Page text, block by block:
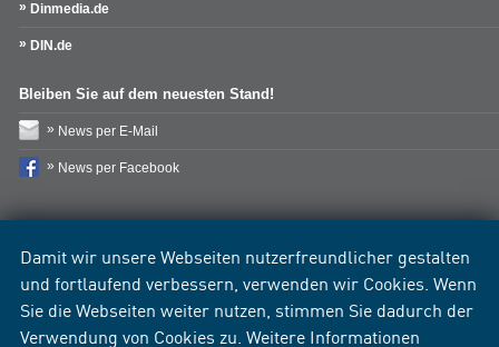
Damit wir unsere Webseiten nutzerfreundlicher gestalten
und fortlaufend verbessern, verwenden wir Cookies. Wenn
Sie die Webseiten weiter nutzen, stimmen Sie dadurch der
Verwendung von Cookies zu. Weitere Informationen
Dinmedia.de
DIN.de
Bleiben Sie auf dem neuesten Stand!
News per E-Mail
News per Facebook